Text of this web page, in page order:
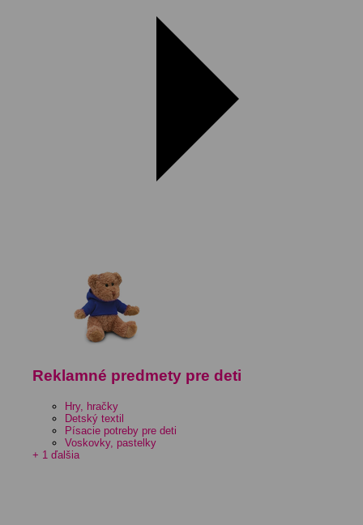
Reklamné predmety pre deti
Hry, hračky
Detský textil
Písacie potreby pre deti
Voskovky, pastelky
+ 1 ďalšia